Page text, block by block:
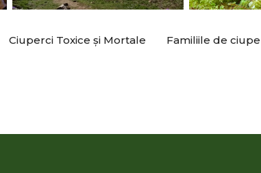
Ciuperci Toxice și Mortale Familiile de